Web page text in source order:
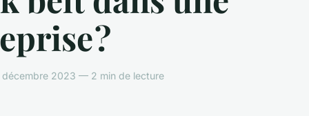
?
2023 — 2 min de lecture